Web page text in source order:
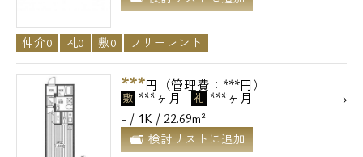
仲介0 礼0 敷0 フリーレント
***円（管理費：***円）
敷 ***ヶ月 礼 ***ヶ月
- / 1K / 22.69m²
検討リストに追加